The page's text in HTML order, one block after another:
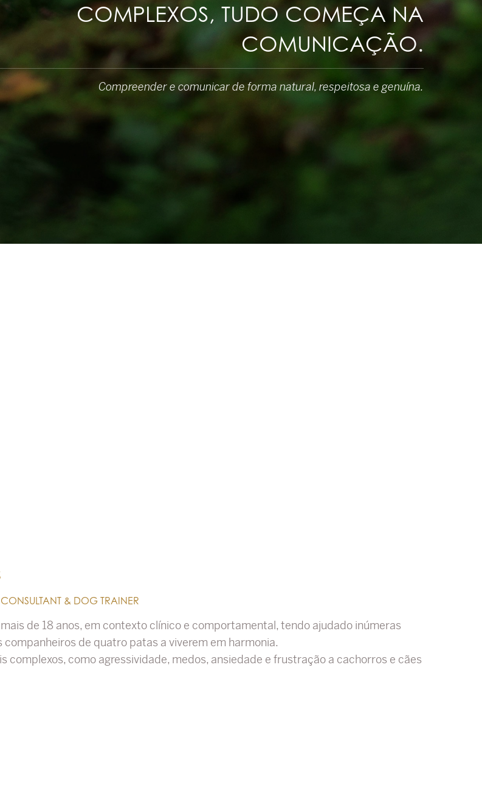
COMPLEXOS, TUDO COMEÇA NA
COMUNICAÇÃO.
Compreender e comunicar de forma natural, respeitosa e genuína.
& DOG TRAINER
de 18 anos, em contexto clínico e comportamental, tendo ajudado inúmeras
companheiros de quatro patas a viverem em harmonia.
complexos, como agressividade, medos, ansiedade e frustração a cachorros e cães